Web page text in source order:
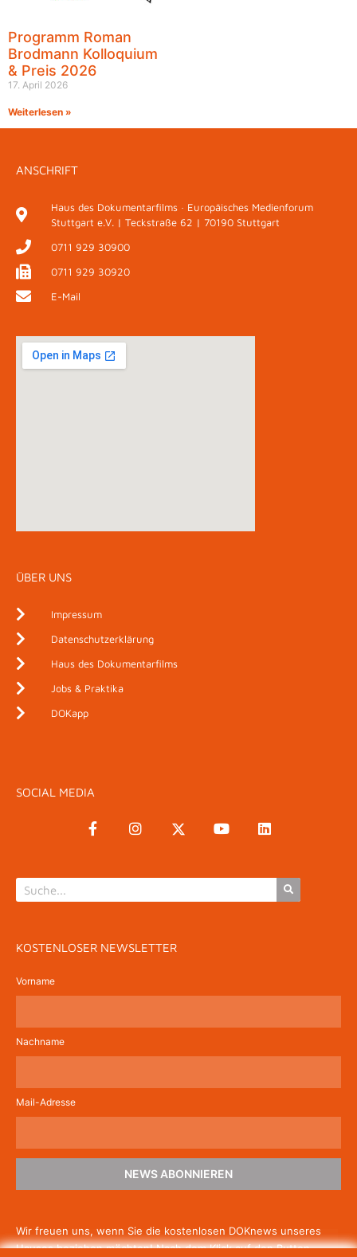
Programm Roman
Brodmann Kolloquium
& Preis 2026
17. April 2026
Weiterlesen »
ANSCHRIFT
Haus des Dokumentarfilms · Europäisches Medienforum
Stuttgart e.V. | Teckstraße 62 | 70190 Stuttgart
0711 929 30900
0711 929 30920
E-Mail
ÜBER UNS
Impressum
Datenschutzerklärung
Haus des Dokumentarfilms
Jobs & Praktika
DOKapp
SOCIAL MEDIA
KOSTENLOSER NEWSLETTER
Vorname
Nachname
Mail-Adresse
NEWS ABONNIEREN
Wir freuen uns, wenn Sie die kostenlosen DOKnews unseres
Hauses beziehen möchten! Nach dem Klick auf den Button